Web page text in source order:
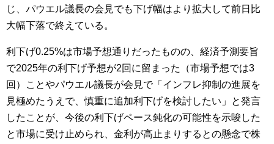
じ、パウエル議長の会見でも下げ幅はより拡大して前日比
大幅下落で終えている。
利下げ0.25%は市場予想通りだったものの、経済予測要旨
で2025年の利下げ予想が2回に留まった（市場予想では3
回）ことやパウエル議長が会見で「インフレ抑制の進展を
見極めたうえで、慎重に追加利下げを検討したい」と発言
したことが、今後の利下げペース鈍化の可能性を示唆した
と市場に受け止められ、金利が高止まりするとの懸念で株